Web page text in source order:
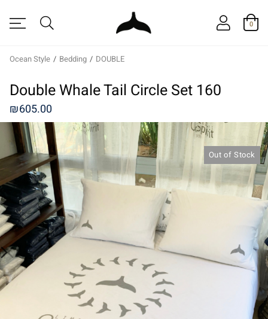
0
Ocean Style / Bedding / DOUBLE
Double Whale Tail Circle Set 160
₪605.00
Out of Stock